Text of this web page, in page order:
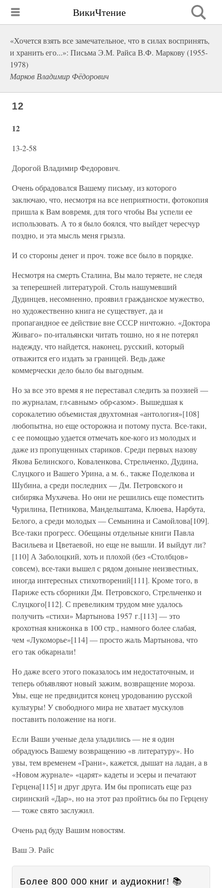
ВикиЧтение
«Хочется взять все замечательное, что в силах воспринять,
и хранить его...»: Письма Э.М. Райса В.Ф. Маркову (1955-
1978)
Марков Владимир Фёдорович
12
12
13-2-58
Дорогой Владимир Федорович.
Очень обрадовался Вашему письму, из которого
заключаю, что, несмотря на все неприятности, фотокопия
пришла к Вам вовремя, для того чтобы Вы успели ее
использовать. А то я было боялся, что выйдет чересчур
поздно, и эта мысль меня грызла.
И со стороны денег и проч. тоже все было в порядке.
Несмотря на смерть Сталина, Вы мало теряете, не следя
за теперешней литературой. Столь нашумевший
Дудинцев, несомненно, проявил гражданское мужество,
но художественно книга не существует, да и
пропагандное ее действие вне СССР ничтожно. «Доктора
Живаго» по-итальянски читать тошно, но я не потерял
надежду, что найдется, наконец, русский, который
отважится его издать за границей. Ведь даже
коммерчески дело было бы выгодным.
Но за все это время я не переставал следить за поэзией —
по журналам, гл<авным> обр<азом>. Вышедшая к
сорокалетию объемистая двухтомная «антология»[108]
любопытна, но еще осторожна и потому пуста. Все-таки,
с ее помощью удается отмечать кое-кого из молодых и
даже из пропущенных стариков. Среди первых назову
Якова Белинского, Коваленкова, Стрельченко, Дудина,
Слуцкого и Вашего Урина, а м. 6., также Поделкова и
Шубина, а среди последних — Дм. Петровского и
сибиряка Мухачева. Но они не решились еще поместить
Чурилина, Петникова, Мандельштама, Клюева, Нарбута,
Белого, а среди молодых — Семынина и Самойлова[109].
Все-таки прогресс. Обещаны отдельные книги Павла
Васильева и Цветаевой, но еще не вышли. И выйдут ли?
[110] А Заболоцкий, хоть и плохой (без «Столбцов»
совсем), все-таки вышел с рядом доныне неизвестных,
иногда интересных стихотворений[111]. Кроме того, в
Париже есть сборники Дм. Петровского, Стрельченко и
Слуцкого[112]. С превеликим трудом мне удалось
получить «стихи» Мартынова 1957 г.[113] — это
крохотная книжонка в 100 стр., намного более слабая,
чем «Лукоморье»[114] — просто жаль Мартынова, что
его так обкарнали!
Но даже всего этого показалось им недостаточным, и
теперь объявляют новый зажим, возвращение мороза.
Увы, еще не предвидится конец уродованию русской
культуры! У свободного мира не хватает мускулов
поставить положение на ноги.
Если Ваши ученые дела уладились — не я один
обрадуюсь Вашему возвращению «в литературу». Но
увы, тем временем «Грани», кажется, дышат на ладан, а в
«Новом журнале» «царят» кадеты и эсеры и печатают
Герцена[115] и друг друга. Им бы прописать еще раз
сиринский «Дар», но на этот раз пройтись бы по Герцену
— тоже свято заслужил.
Очень рад буду Вашим новостям.
Ваш Э. Райс
Более 800 000 книг и аудиокниг! 📚